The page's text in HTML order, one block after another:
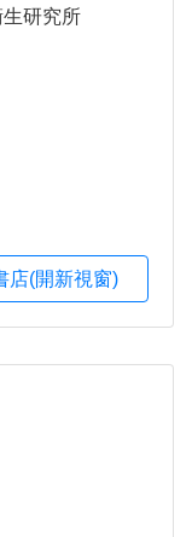
研究所
店(開新視窗)